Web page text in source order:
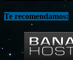
Te recomendamos: